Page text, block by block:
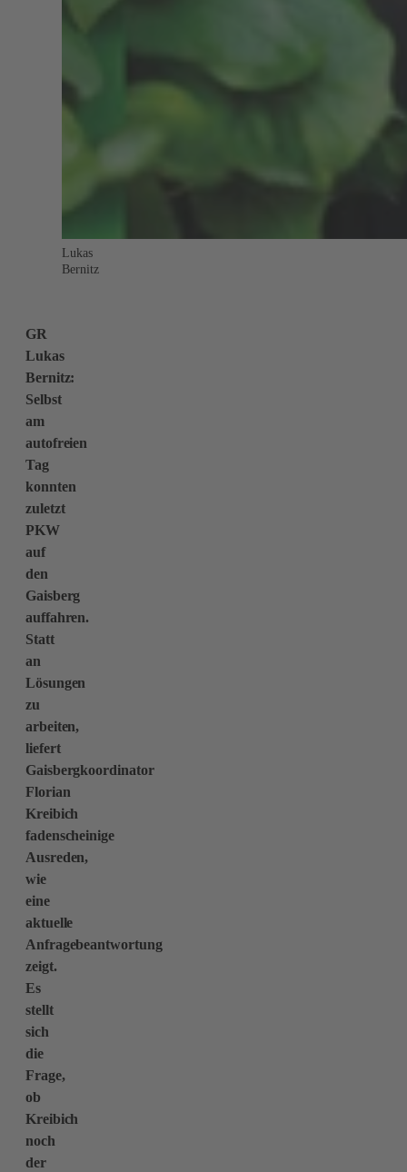
Lukas
Bernitz
GR
Lukas
Bernitz:
Selbst
am
autofreien
Tag
konnten
zuletzt
PKW
auf
den
Gaisberg
auffahren.
Statt
an
Lösungen
zu
arbeiten,
liefert
Gaisbergkoordinator
Florian
Kreibich
fadenscheinige
Ausreden,
wie
eine
aktuelle
Anfragebeantwortung
zeigt.
Es
stellt
sich
die
Frage,
ob
Kreibich
noch
der